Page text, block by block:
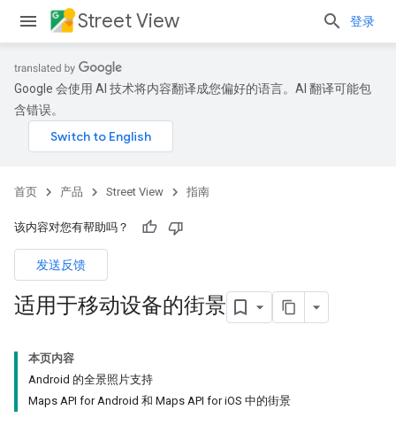
Street View 登录
Google 会使用 AI 技术将内容翻译成您偏好的语言。AI 翻译可能包
含错误。
首页 产品 Street View 指南
该内容对您有帮助吗？
发送反馈
适用于移动设备的街景
本页内容
Android 的全景照片支持
Maps API for Android 和 Maps API for iOS 中的街景